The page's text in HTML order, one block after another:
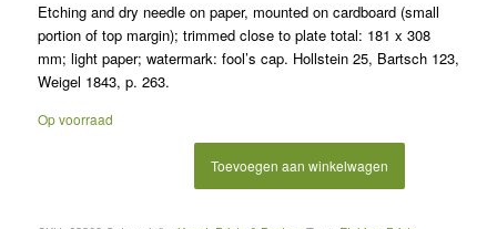
Etching and dry needle on paper, mounted on cardboard (small
portion of top margin); trimmed close to plate total: 181 x 308
mm; light paper; watermark: fool’s cap. Hollstein 25, Bartsch 123,
Weigel 1843, p. 263.
Op voorraad
Toevoegen aan winkelwagen